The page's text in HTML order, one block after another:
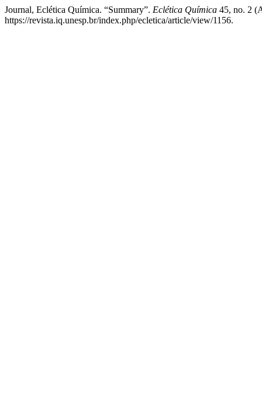
Journal, Eclética Química. “Summary”. Eclética Química 45, no. 2
https://revista.iq.unesp.br/index.php/ecletica/article/view/1156.